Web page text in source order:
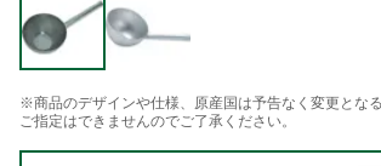
※商品のデザインや仕様、原産国は予告なく変更とな
ご指定はできませんのでご了承ください。